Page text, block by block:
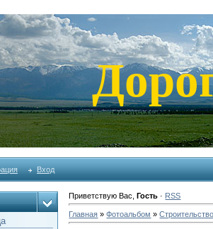
Вход
Приветствую Вас ,Гость · RSS
Главная »Фотоальбом »